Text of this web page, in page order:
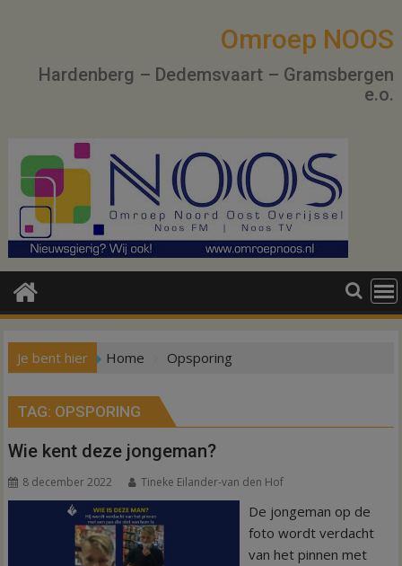
Omroep NOOS
Hardenberg – Dedemsvaart – Gramsbergen
e.o.
Je bent hier Home Opsporing
TAG: OPSPORING
Wie kent deze jongeman?
8 december 2022 Tineke Eilander-van den Hof
De jongeman op de
foto wordt verdacht
van het pinnen met